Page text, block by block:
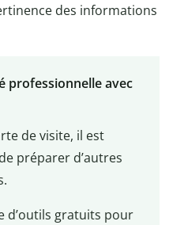
des informations
professionnelle avec
de visite, il est
préparer d’autres
d’outils gratuits pour